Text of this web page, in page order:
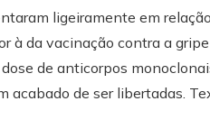
ligeiramente em
à da vacinação contra a
de anticorpos
acabado de ser libertadas.